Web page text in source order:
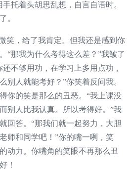
托着头胡思乱想，自言自语时。
。
笑，给了我肯定。但我还是感到你
“那我为什么考得这么差？”我皱了
不够用功，在学习上多用点功，
别人就能考好？”你笑着反问我。
你的笑是那么的丑恶。“我上课没
别人比我认真。所以考得好。”我
回答。“那我们就一起努力，大胆
师和同学吧！”你的嘴一咧，笑
动力。你嘴角的笑眼不再那么丑
！